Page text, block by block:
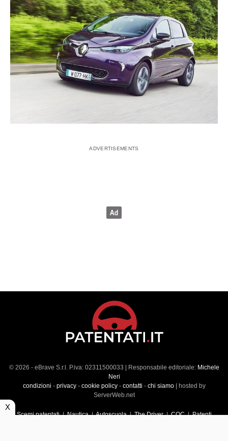
© 2026 - eBrave S.r.l. P.iva: 02311500033 | Responsabile editoriale: Michele
Neri
condizioni - privacy- cookie policy- contatti - chi siamo| hosted by
ServerWeb.net
Scemi patentati|Nautica|Autoscuola|The Driver|CQC|Patenti
X